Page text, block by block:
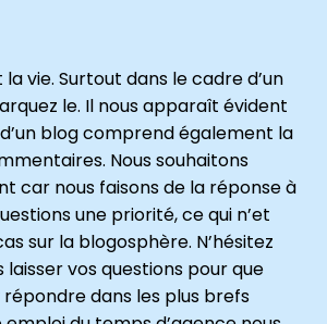
la vie. Surtout dans le cadre d’un
le. Il nous apparaît évident
blog comprend également la
Nous souhaitons
car nous faisons de la réponse à
une priorité, ce qui n’et
sur la blogosphère. N’hésitez
laisser vos questions pour que
répondre dans les plus brefs